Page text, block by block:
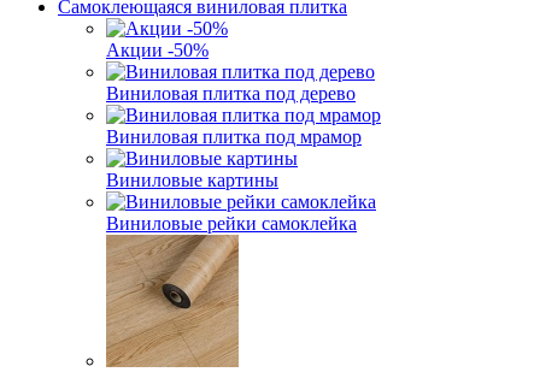
Самоклеющаяся виниловая плитка
Акции -50%
Виниловая плитка под дерево
Виниловая плитка под мрамор
Виниловые картины
Виниловые рейки самоклейка